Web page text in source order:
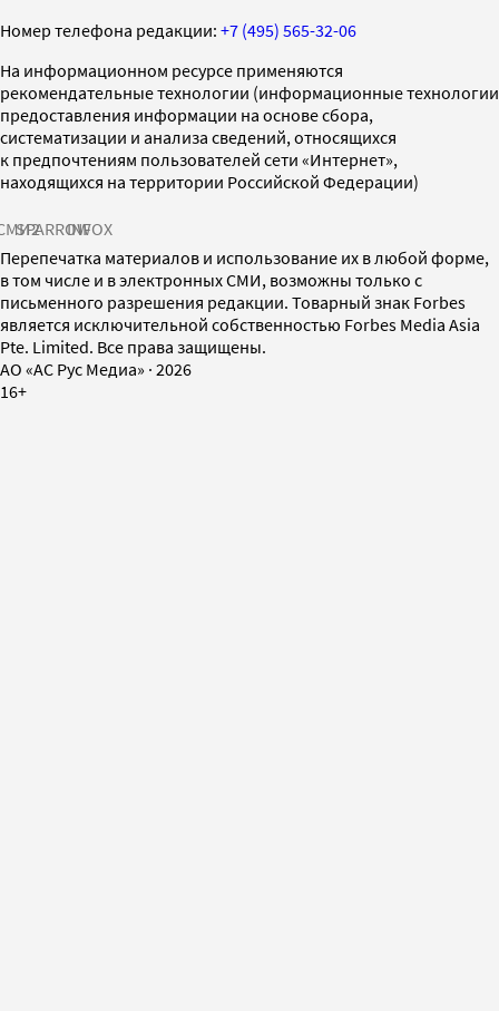
Номер телефона редакции: +7 (495) 565-32-06
На информационном ресурсе применяются
рекомендательные технологии (информационные технологии
предоставления информации на основе сбора,
систематизации и анализа сведений, относящихся
к предпочтениям пользователей сети «Интернет»,
находящихся на территории Российской Федерации)
SPARROWINFOX
Перепечатка материалов и использование их в любой форме,
в том числе и в электронных СМИ, возможны только с
письменного разрешения редакции. Товарный знак Forbes
является исключительной собственностью Forbes Media Asia
Pte. Limited. Все права защищены.
AO «АС Рус Медиа» · 2026
16+